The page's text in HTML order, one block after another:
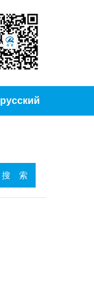
русский
搜 索